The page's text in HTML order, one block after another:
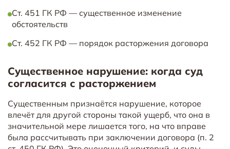
Ст. 451 ГК РФ — существенное изменение
обстоятельств
Ст. 452 ГК РФ — порядок расторжения договора
Существенное нарушение: когда суд
согласится с расторжением
Существенным признаётся нарушение, которое
влечёт для другой стороны такой ущерб, что она в
значительной мере лишается того, на что вправе
была рассчитывать при заключении договора (п. 2